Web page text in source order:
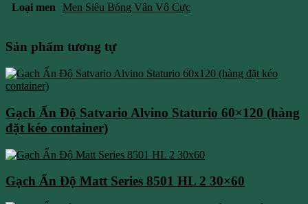
Loại men Men Siêu Bóng Vân Vô Cực
Sản phẩm tương tự
Gạch Ấn Độ Satvario Alvino Staturio 60×120 (hàng
đặt kéo container)
Gạch Ấn Độ Matt Series 8501 HL 2 30×60